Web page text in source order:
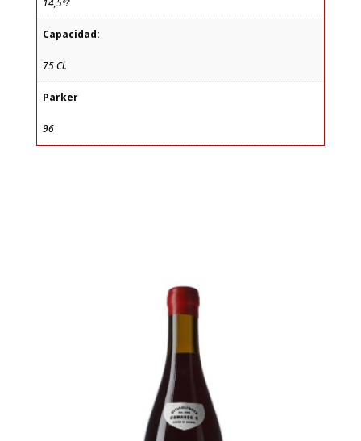
Capacidad:
75 Cl.
Parker
96